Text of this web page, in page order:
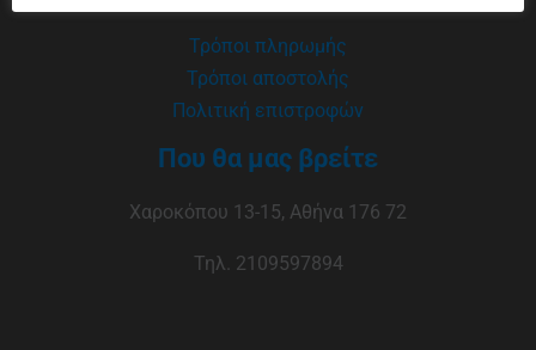
Τρόποι πληρωμής
Τρόποι αποστολής
Πολιτική επιστροφών
Που θα μας βρείτε
Χαροκόπου 13-15, Αθήνα 176 72
Τηλ. 2109597894